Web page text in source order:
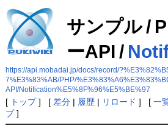
サンプル/
ーAPI /
https://api.mobadai.jp/docs/record/
7%E3%83%AB/PHP/
API/Notification%E5%8F%96%E5%BE%97
[ トップ] [ 差分| 履歴| リロード ] [ 一
プ]